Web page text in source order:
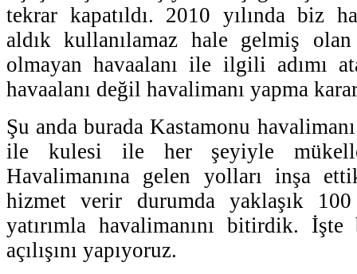
tekrar kapatıldı. 2010 yılında biz
aldık kullanılamaz hale gelmiş
olmayan havaalanı ile ilgili adımı
havaalanı değil havalimanı yapma
Şu anda burada Kastamonu
ile kulesi ile her şeyiyle
Havalimanına gelen yolları inşa
hizmet verir durumda yaklaşık
yatırımla havalimanını bitirdik.
açılışını yapıyoruz.